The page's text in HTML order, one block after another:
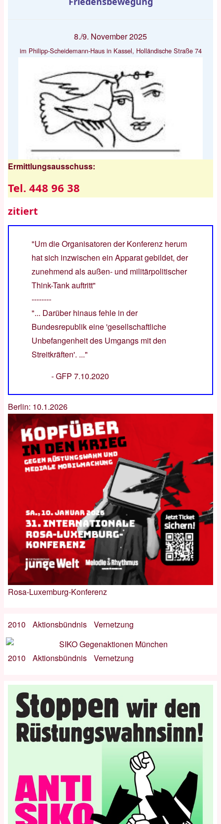
8./9. November 2025
im Philipp-Scheidemann-Haus in Kassel, Holländische Straße 74
Ermittlungsausschuss:
Tel. 448 96 38
zitiert
"Um die Organisatoren der Konferenz herum
hat sich inzwischen ein Apparat gebildet, der
zunehmend als außen- und militärpolitischer
Think-Tank auftritt"
--------
"... Darüber hinaus fehle in der
Bundesrepublik eine 'gesellschaftliche
Unbefangenheit des Umgangs mit den
Streitkräften'. ..."
-GFP 7.10.2020
Berlin: 10.1.2026
Rosa-Luxemburg-Konferenz
2010 Aktionsbündnis Vernetzung
2010 Aktionsbündnis Vernetzung